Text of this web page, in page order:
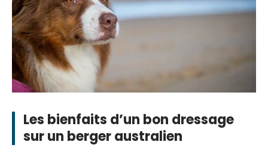
Les bienfaits d’un bon dressage
sur un berger australien